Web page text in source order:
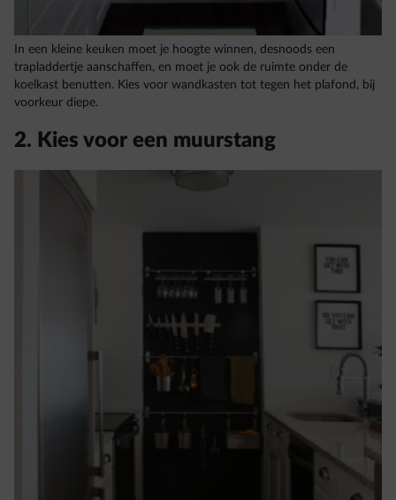
In een kleine keuken moet je hoogte winnen, desnoods een
trapladdertje aanschaffen, en moet je ook de ruimte onder de
koelkast benutten. Kies voor wandkasten tot tegen het plafond, bij
voorkeur diepe.
2. Kies voor een muurstang